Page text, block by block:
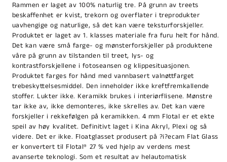
Rammen er laget av 100% naturlig tre. På grunn av treets
beskaffenhet er kvist, trekorn og overflater i treprodukter
uavhengige og naturlige, så det kan være teksturforskjeller.
Produktet er laget av 1. klasses materiale fra furu helt for hånd.
Det kan være små farge- og mønsterforskjeller på produktene
våre på grunn av tilstanden til treet, lys- og
kontrastforskjellene i fotoseansen og klippesituasjonen.
Produktet farges for hånd med vannbasert valnøttfarget
trebeskyttelsesmiddel. Den inneholder ikke kreftfremkallende
stoffer. Lukter ikke. Keramikk brukes i interiørflisene. Mønstre
tar ikke av, ikke demonteres, ikke skrelles av. Det kan være
forskjeller i rekkefølgen på keramikken. 4 mm Flotal er et ekte
speil av høy kvalitet. Definitivt laget i Kina Akryl, Plexi og så
videre. Det er ikke. Floatglasset produsert på ?i?ecam Flat Glass
er konvertert til Flotal® 27 % ved hjelp av verdens mest
avanserte teknologi. Som et resultat av helautomatisk